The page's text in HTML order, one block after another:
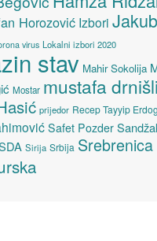
Horozović Izbori Jakub
virus Lokalni izbori 2020
stav Mahir Sokolija
Mostar mustafa
prijedor Recep Tayyip
Safet Pozder
Sirija Srbija Srebrenica